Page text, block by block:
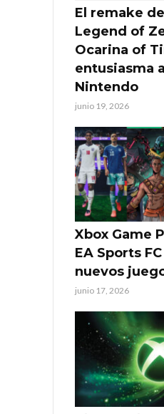
El remake de
Legend of
Ocarina of
entusiasma
Nintendo
junio 19, 2026
Xbox Game
EA Sports
nuevos
junio 17, 2026